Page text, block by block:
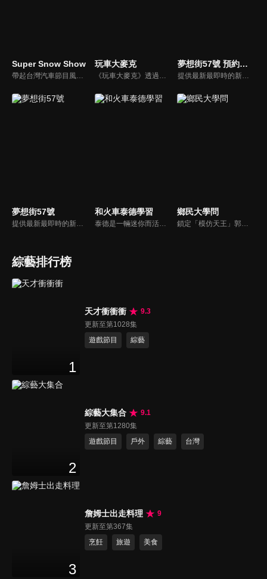
Super Snow Show
帶起台灣汽車節目風潮，前TVBS《地球黃金線》與東森《夢想街57號》主持人，「車界女神」廖盈婷，自製談話性節目《Super Snow Show》，持續以熱情和風趣的主持風格，打造出高人氣試車頻道，介紹車與生活。
玩車大麥克
《玩車大麥克》透過輕鬆、愉快的方式，把汽車、親子、旅遊與美食等相關資訊傳達給網友們。玩樂生活、輕鬆懂車！
夢想街57號 預約你的夢想
提供最新最即時的新車資訊、邀請汽車達人分享試車報告，同時幫觀眾做最仔細的車款集評！還有專家分享最實用、最省錢的愛車維修撇步，甚至將難得一見的限量車、改裝車直接搬到棚內，將更專業、更豐富、更多元化的內容呈現給觀眾。
夢想街57號
提供最新最即時的新車資訊、邀請汽車達人分享試車報告，同時幫觀眾做最仔細的車款集評。還有專家分享最實用、最省錢的愛車維修撇步，甚至將難得一見的限量車、改裝車直接搬到棚內，將更專業、更豐富、更多元化的內容呈現給觀眾。
和火車泰德學習
泰德是一輛迷你而活潑的火車。 它總是在嘗試新的冒險，並盡可能通過他玩的遊戲學到東西。 在他的冒險中，泰德學習了形狀、顏色和數位。 小朋友們快來和泰德一起快樂地學習吧！
鄉民大學問
鎖定「模仿天王」郭子乾，還有高顏值學霸大學生辛辣提問唷！全新優質節目都在NOWnews《鄉民大學問》！
綜藝排行榜
1
天才衝衝衝
9.3
更新至第1028集
遊戲節目
綜藝
2
綜藝大集合
9.1
更新至第1280集
遊戲節目
戶外 綜藝 台灣
3
詹姆士出走料理
9
更新至第367集
烹飪
旅遊 美食